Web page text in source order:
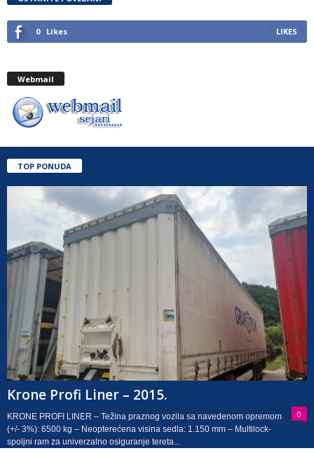
0 Likes LIKES
Webmail
TOP PONUDA
Krone Profi Liner – 2015.
0
KRONE PROFI LINER – Težina praznog vozila sa navedenom opremom
(+/- 3%): 6500 kg – Neopterećena visina sedla: 1.150 mm – Multilock-
spoljni ram za univerzalno osiguranje tereta...